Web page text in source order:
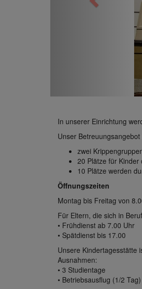
In unserer Einrichtung
Unser Betreuungsangebot
zwei
20 Plätze für Kinder
10 Plätze werden
Öffnungszeiten
Montag bis Freitag von
Für Eltern, die sich in
• Frühdienst ab 7.00 Uhr
• Spätdienst bis 17.00
Unsere Kindertagesstätte
Ausnahmen:
• 3 Studientage
• Betriebsausflug (1/2 Tag)